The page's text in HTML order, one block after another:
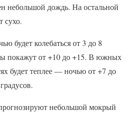
небольшой дождь. На остальной
сухо.
будет колебаться от 3 до 8
покажут от +10 до +15. В южных
будет теплее — ночью от +7 до
небольшой мокрый